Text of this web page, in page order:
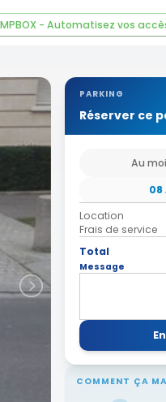
- Automatisez vos
PARKING
Réserver ce
Au
08
Location
Frais de service
Total
Message
COMMENT ÇA